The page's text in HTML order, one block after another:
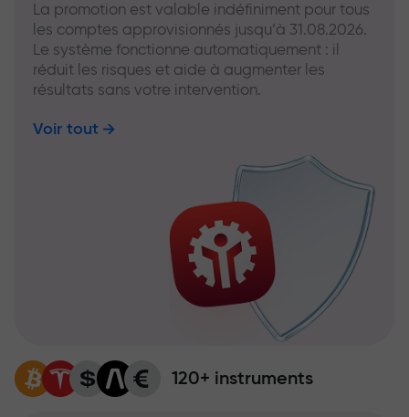
La promotion est valable indéfiniment pour tous
les comptes approvisionnés jusqu’à 31.08.2026.
Le système fonctionne automatiquement : il
réduit les risques et aide à augmenter les
résultats sans votre intervention.
Voir tout
120+ instruments